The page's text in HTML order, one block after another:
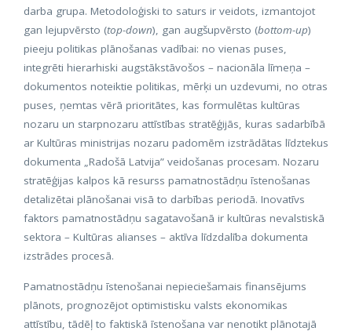
darba grupa. Metodoloģiski to saturs ir veidots, izmantojot
gan lejupvērsto (top-down), gan augšupvērsto (bottom-up)
pieeju politikas plānošanas vadībai: no vienas puses,
integrēti hierarhiski augstākstāvošos – nacionāla līmeņa –
dokumentos noteiktie politikas, mērķi un uzdevumi, no otras
puses, ņemtas vērā prioritātes, kas formulētas kultūras
nozaru un starpnozaru attīstības stratēģijās, kuras sadarbībā
ar Kultūras ministrijas nozaru padomēm izstrādātas līdztekus
dokumenta „Radošā Latvija” veidošanas procesam. Nozaru
stratēģijas kalpos kā resurss pamatnostādņu īstenošanas
detalizētai plānošanai visā to darbības periodā. Inovatīvs
faktors pamatnostādņu sagatavošanā ir kultūras nevalstiskā
sektora – Kultūras alianses – aktīva līdzdalība dokumenta
izstrādes procesā.
Pamatnostādņu īstenošanai nepieciešamais finansējums
plānots, prognozējot optimistisku valsts ekonomikas
attīstību, tādēļ to faktiskā īstenošana var nenotikt plānotajā